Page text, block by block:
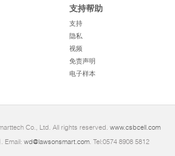
支持帮助
支持
隐私
视频
免责声明
电子样本
Co., Ltd. All rights reserved. www.csbcell.com
Email: wd@lawsonsmart.com. Tel:0574 8908 5812